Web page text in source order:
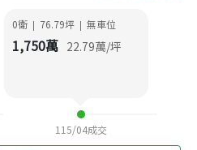
0衛 | 76.79坪 | 無車位
1,750萬 22.79萬/坪
115/04成交